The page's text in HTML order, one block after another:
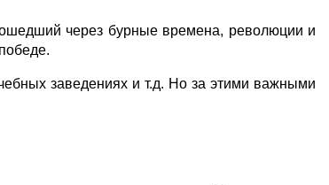
через бурные времена, революции и
заведениях и т.д. Но за этими важными